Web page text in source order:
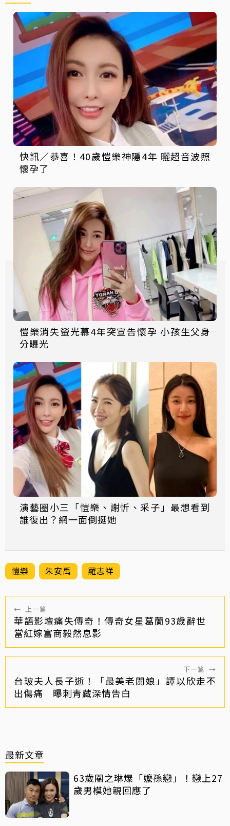
快訊／恭喜！40歲愷樂神隱4年 曬超音波照
懷孕了
愷樂消失螢光幕4年突宣告懷孕 小孩生父身
分曝光
演藝圈小三「愷樂、謝忻、采子」最想看到
誰復出？網一面倒挺她
愷樂 朱安禹 羅志祥
← 上一篇
華語影壇痛失傳奇！傳奇女星葛蘭93歲辭世
當紅嫁富商毅然息影
下一篇 →
台玻夫人長子逝！「最美老闆娘」譚以欣走不
出傷痛 曝刺青藏深情告白
最新文章
63歲關之琳爆「嬤孫戀」！戀上27
歲男模她親回應了